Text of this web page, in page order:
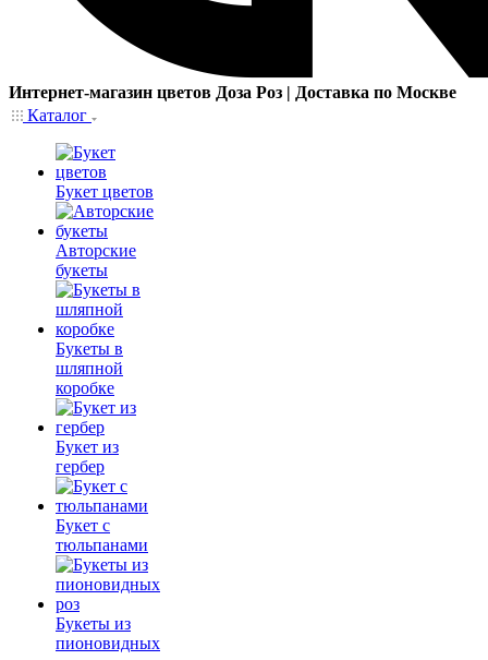
Интернет-магазин цветов Доза Роз | Доставка по Москве
Каталог
Букет цветов
Авторские
букеты
Букеты в
шляпной
коробке
Букет из
гербер
Букет с
тюльпанами
Букеты из
пионовидных